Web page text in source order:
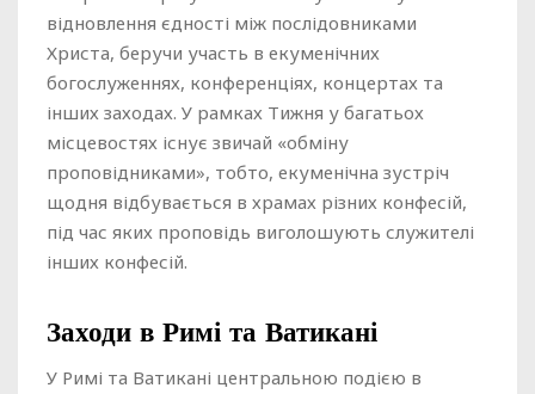
відновлення єдності між послідовниками
Христа, беручи участь в екуменічних
богослуженнях, конференціях, концертах та
інших заходах. У рамках Тижня у багатьох
місцевостях існує звичай «обміну
проповідниками», тобто, екуменічна зустріч
щодня відбувається в храмах різних конфесій,
під час яких проповідь виголошують служителі
інших конфесій.
Заходи в Римі та Ватикані
У Римі та Ватикані центральною подією в